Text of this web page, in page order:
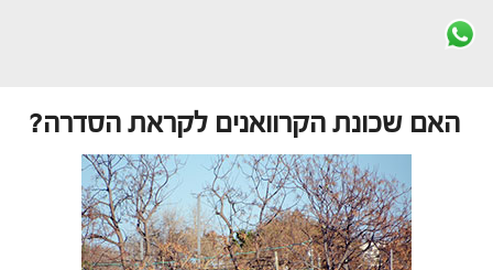
האם שכונת הקרוואנים לקראת הסדרה?